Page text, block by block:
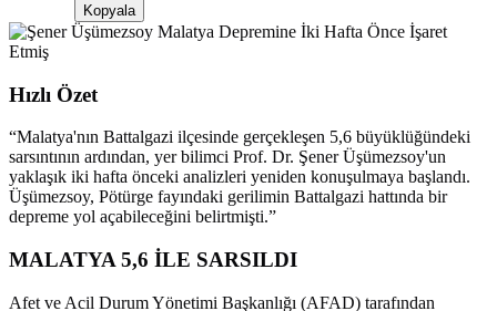
Kopyala
Hızlı Özet
“Malatya'nın Battalgazi ilçesinde gerçekleşen 5,6 büyüklüğündeki
sarsıntının ardından, yer bilimci Prof. Dr. Şener Üşümezsoy'un
yaklaşık iki hafta önceki analizleri yeniden konuşulmaya başlandı.
Üşümezsoy, Pötürge fayındaki gerilimin Battalgazi hattında bir
depreme yol açabileceğini belirtmişti.”
MALATYA 5,6 İLE SARSILDI
Afet ve Acil Durum Yönetimi Başkanlığı (AFAD) tarafından